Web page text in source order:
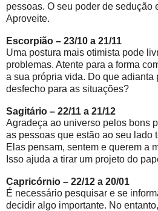
pessoas. O seu poder de sedução
Aproveite.
Escorpião – 23/10 a 21/11
Uma postura mais otimista pode
problemas. Atente para a forma
a sua própria vida. Do que adianta
desfecho para as situações?
Sagitário – 22/11 a 21/12
Agradeça ao universo pelos bons
as pessoas que estão ao seu lado
Elas pensam, sentem e querem a
Isso ajuda a tirar um projeto do
Capricórnio – 22/12 a 20/01
É necessário pesquisar e se
decidir algo importante. No